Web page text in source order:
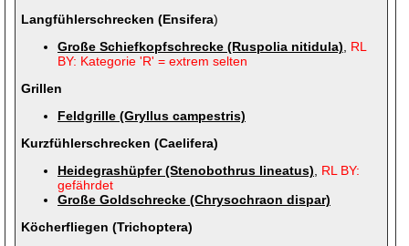
Langfühlerschrecken (Ensifera)
Große Schiefkopfschrecke (Ruspolia nitidula)
RL
BY: Kategorie 'R' = extrem selten
Grillen
Feldgrille (Gryllus campestris)
Kurzfühlerschrecken (Caelifera)
Heidegrashüpfer (Stenobothrus lineatus)
RL BY:
gefährdet
Große Goldschrecke (Chrysochraon dispar)
Köcherfliegen (Trichoptera)